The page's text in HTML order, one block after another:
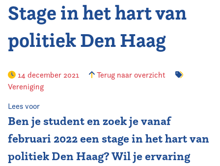
Stage in het hart van
politiek Den Haag
14 december 2021
Terug naar overzicht
Vereniging
Lees voor
Ben je student en zoek je vanaf
februari 2022 een stage in het hart van
politiek Den Haag? Wil je ervaring